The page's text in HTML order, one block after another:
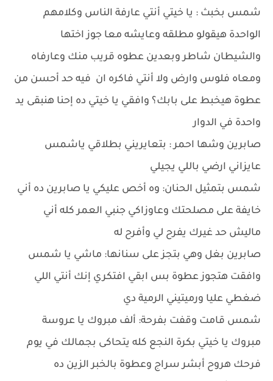
شمس بخبث : يا خيتي أنتي عارفة الناس وكلامهم
الواحدة هيقولو مطلقه وعايشه معا جوز اختها
والشيطان شاطر وبعدين عطوه قريب منك وعارفاه
ومعاه فلوس وارض ولا أنتي فاكره ان فيه حد أحسن من
عطوة هيخبط على بابك؟ وافقي يا خيتي ده إحنا هنبقى يد
واحدة في الدوار
صابرين وشها احمر : بتعايريني بطلاقي ياشمس
عايزاني ارضي باللي يجيلي
شمس بتمثيل الحنان: وه أخص عليكي يا صابرين ده أني
خايفة على مصلحتك وعاوزاكي جنبي العمر كله أني
ماليش حد غيرك يفرح لي وأفرح له
صابرين بغل وهي بتجز على سنانها: ماشي يا شمس
وافقت هتجوز عطوة بس ابقي افتكري إنك أنتي اللي
ضغطي عليا ورميتيني الرمية دي
شمس قامت وقفت بفرحة: ألف مبروك يا عروسة
مبروك يا خيتي بكرة النجع كله يتحاكى بجمالك في يوم
فرحك هروح أبشر سراج وعطوة بالخبر الزين ده